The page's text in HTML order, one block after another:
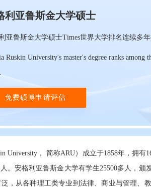
利亚鲁斯金大学硕士
亚鲁斯金大学硕士Times世界大学排名连续多年
Ruskin University's master's degree ranks
免费硕博申请评估
University， 简称ARU）成立于1858年，拥
。安格利亚鲁斯金大学有学生25500多人，颁
，从各种理工类专业到法律、商业与管理、